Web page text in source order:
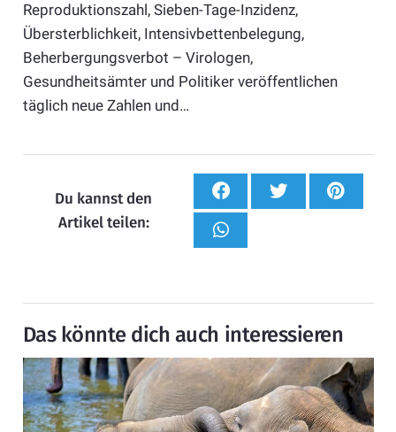
Reproduktionszahl, Sieben-Tage-Inzidenz,
Übersterblichkeit, Intensivbettenbelegung,
Beherbergungsverbot – Virologen,
Gesundheitsämter und Politiker veröffentlichen
täglich neue Zahlen und…
Du kannst den
Artikel teilen:
Das könnte dich auch interessieren